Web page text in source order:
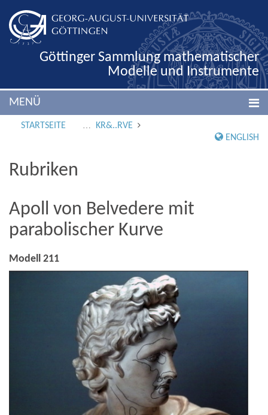
Göttinger Sammlung mathematischer
Modelle und Instrumente
MENÜ
STARTSEITE
KR&..RVE
ENGLISH
Rubriken
Apoll von Belvedere mit
parabolischer Kurve
Modell 211